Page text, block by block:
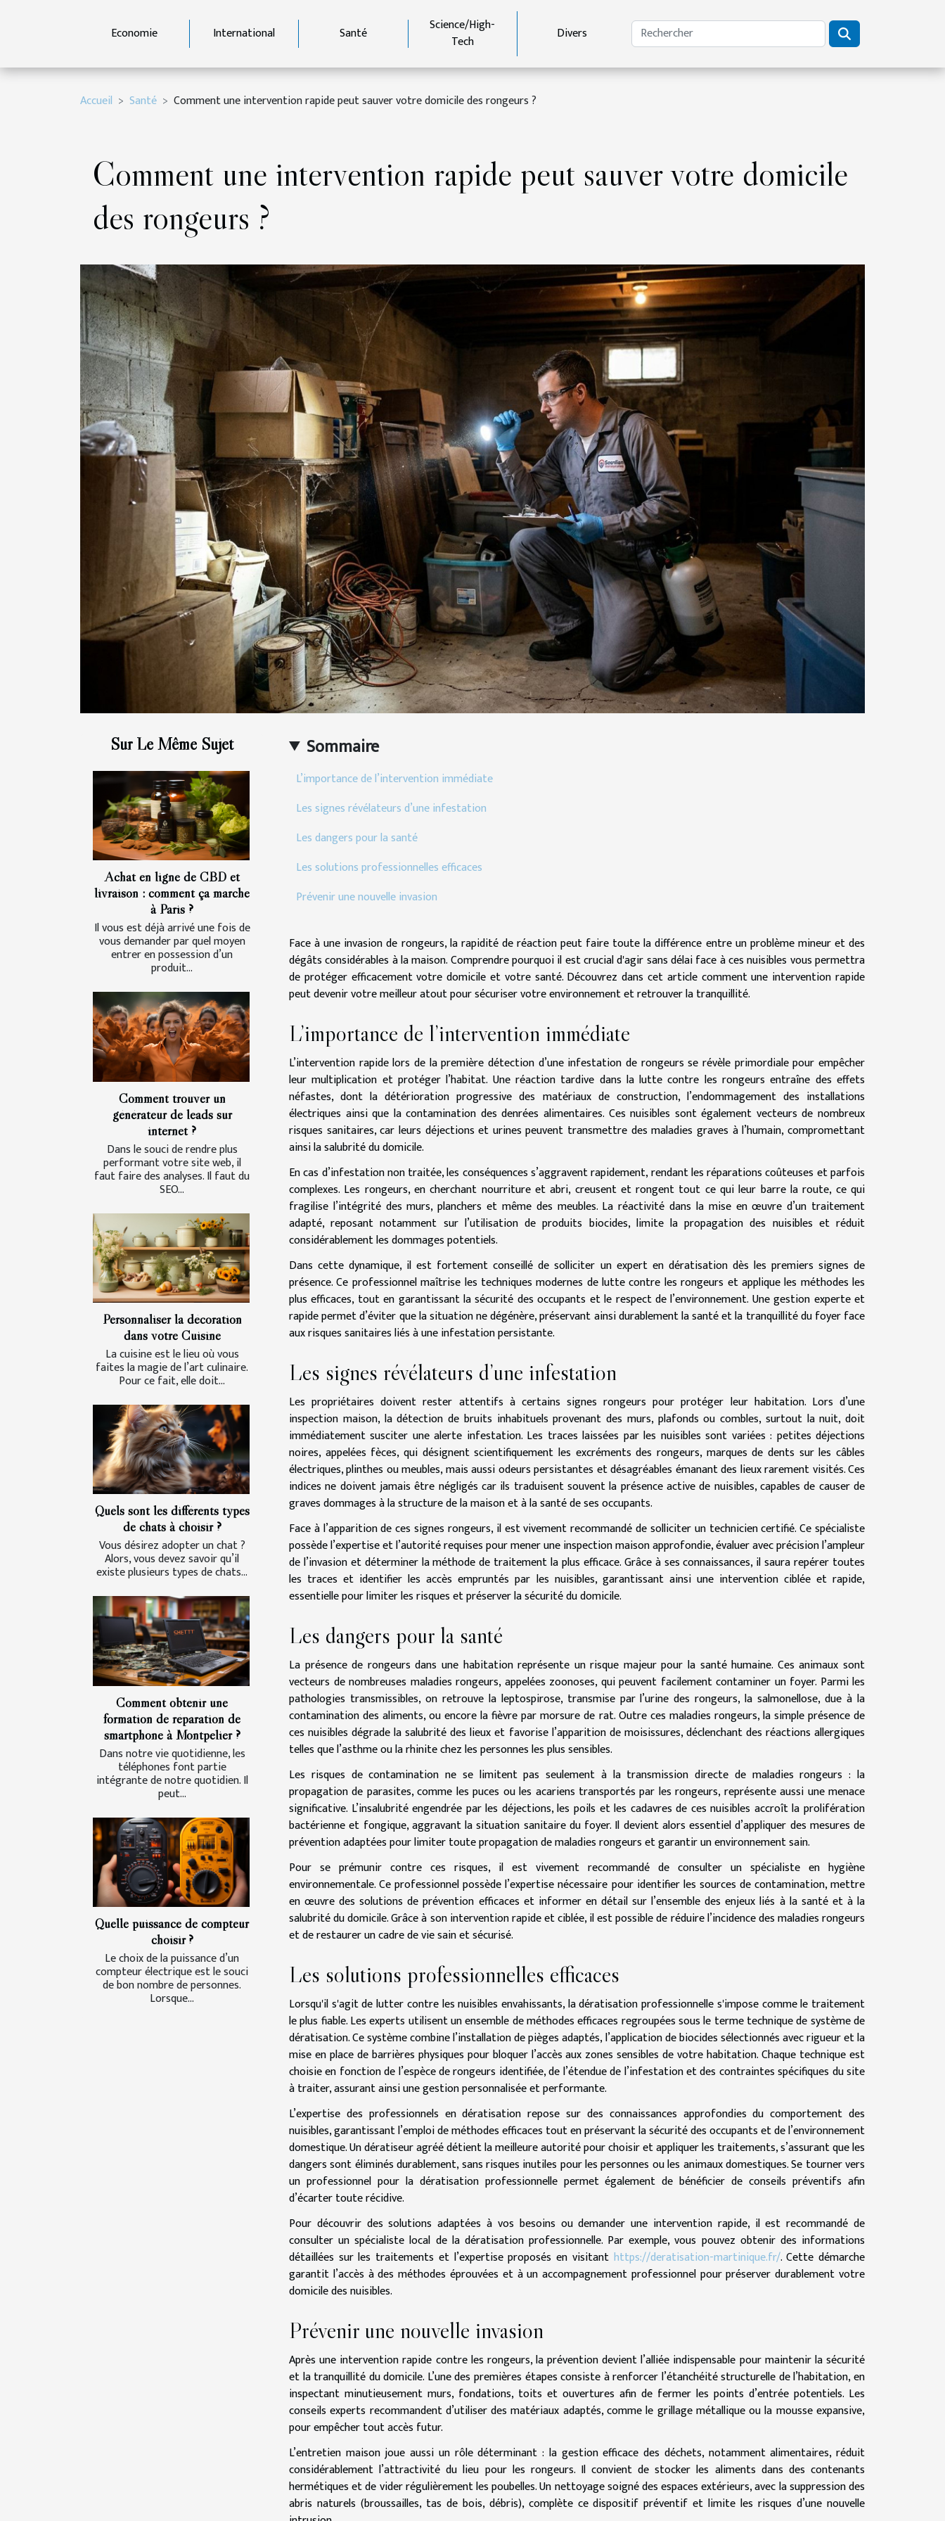
Economie International Santé
Science/High-
Tech
Divers
Accueil Santé Comment une intervention rapide peut sauver votre domicile des rongeurs ?
Comment une intervention rapide peut sauver votre domicile
des rongeurs ?
Sur Le Même Sujet
Achat en ligne de CBD et
livraison : comment ça marche
à Paris ?
Il vous est déjà arrivé une fois de
vous demander par quel moyen
entrer en possession d’un
produit...
Comment trouver un
générateur de leads sur
internet ?
Dans le souci de rendre plus
performant votre site web, il
faut faire des analyses. Il faut du
SEO...
Personnaliser la décoration
dans votre Cuisine
La cuisine est le lieu où vous
faites la magie de l’art culinaire.
Pour ce fait, elle doit...
Quels sont les différents types
de chats à choisir ?
Vous désirez adopter un chat ?
Alors, vous devez savoir qu’il
existe plusieurs types de chats...
Comment obtenir une
formation de réparation de
smartphone à Montpelier ?
Dans notre vie quotidienne, les
téléphones font partie
intégrante de notre quotidien. Il
peut...
Quelle puissance de compteur
choisir ?
Le choix de la puissance d’un
compteur électrique est le souci
de bon nombre de personnes.
Lorsque...
Sommaire
L’importance de l’intervention immédiate
Les signes révélateurs d’une infestation
Les dangers pour la santé
Les solutions professionnelles efficaces
Prévenir une nouvelle invasion
Face à une invasion de rongeurs, la rapidité de réaction peut faire toute la différence entre un problème mineur et des
dégâts considérables à la maison. Comprendre pourquoi il est crucial d'agir sans délai face à ces nuisibles vous permettra
de protéger efficacement votre domicile et votre santé. Découvrez dans cet article comment une intervention rapide
peut devenir votre meilleur atout pour sécuriser votre environnement et retrouver la tranquillité.
L’importance de l’intervention immédiate
L’intervention rapide lors de la première détection d’une infestation de rongeurs se révèle primordiale pour empêcher
leur multiplication et protéger l’habitat. Une réaction tardive dans la lutte contre les rongeurs entraîne des effets
néfastes, dont la détérioration progressive des matériaux de construction, l’endommagement des installations
électriques ainsi que la contamination des denrées alimentaires. Ces nuisibles sont également vecteurs de nombreux
risques sanitaires, car leurs déjections et urines peuvent transmettre des maladies graves à l’humain, compromettant
ainsi la salubrité du domicile.
En cas d’infestation non traitée, les conséquences s’aggravent rapidement, rendant les réparations coûteuses et parfois
complexes. Les rongeurs, en cherchant nourriture et abri, creusent et rongent tout ce qui leur barre la route, ce qui
fragilise l’intégrité des murs, planchers et même des meubles. La réactivité dans la mise en œuvre d’un traitement
adapté, reposant notamment sur l’utilisation de produits biocides, limite la propagation des nuisibles et réduit
considérablement les dommages potentiels.
Dans cette dynamique, il est fortement conseillé de solliciter un expert en dératisation dès les premiers signes de
présence. Ce professionnel maîtrise les techniques modernes de lutte contre les rongeurs et applique les méthodes les
plus efficaces, tout en garantissant la sécurité des occupants et le respect de l’environnement. Une gestion experte et
rapide permet d’éviter que la situation ne dégénère, préservant ainsi durablement la santé et la tranquillité du foyer face
aux risques sanitaires liés à une infestation persistante.
Les signes révélateurs d’une infestation
Les propriétaires doivent rester attentifs à certains signes rongeurs pour protéger leur habitation. Lors d’une
inspection maison, la détection de bruits inhabituels provenant des murs, plafonds ou combles, surtout la nuit, doit
immédiatement susciter une alerte infestation. Les traces laissées par les nuisibles sont variées : petites déjections
noires, appelées fèces, qui désignent scientifiquement les excréments des rongeurs, marques de dents sur les câbles
électriques, plinthes ou meubles, mais aussi odeurs persistantes et désagréables émanant des lieux rarement visités. Ces
indices ne doivent jamais être négligés car ils traduisent souvent la présence active de nuisibles, capables de causer de
graves dommages à la structure de la maison et à la santé de ses occupants.
Face à l’apparition de ces signes rongeurs, il est vivement recommandé de solliciter un technicien certifié. Ce spécialiste
possède l’expertise et l’autorité requises pour mener une inspection maison approfondie, évaluer avec précision l’ampleur
de l’invasion et déterminer la méthode de traitement la plus efficace. Grâce à ses connaissances, il saura repérer toutes
les traces et identifier les accès empruntés par les nuisibles, garantissant ainsi une intervention ciblée et rapide,
essentielle pour limiter les risques et préserver la sécurité du domicile.
Les dangers pour la santé
La présence de rongeurs dans une habitation représente un risque majeur pour la santé humaine. Ces animaux sont
vecteurs de nombreuses maladies rongeurs, appelées zoonoses, qui peuvent facilement contaminer un foyer. Parmi les
pathologies transmissibles, on retrouve la leptospirose, transmise par l’urine des rongeurs, la salmonellose, due à la
contamination des aliments, ou encore la fièvre par morsure de rat. Outre ces maladies rongeurs, la simple présence de
ces nuisibles dégrade la salubrité des lieux et favorise l’apparition de moisissures, déclenchant des réactions allergiques
telles que l’asthme ou la rhinite chez les personnes les plus sensibles.
Les risques de contamination ne se limitent pas seulement à la transmission directe de maladies rongeurs : la
propagation de parasites, comme les puces ou les acariens transportés par les rongeurs, représente aussi une menace
significative. L’insalubrité engendrée par les déjections, les poils et les cadavres de ces nuisibles accroît la prolifération
bactérienne et fongique, aggravant la situation sanitaire du foyer. Il devient alors essentiel d’appliquer des mesures de
prévention adaptées pour limiter toute propagation de maladies rongeurs et garantir un environnement sain.
Pour se prémunir contre ces risques, il est vivement recommandé de consulter un spécialiste en hygiène
environnementale. Ce professionnel possède l’expertise nécessaire pour identifier les sources de contamination, mettre
en œuvre des solutions de prévention efficaces et informer en détail sur l’ensemble des enjeux liés à la santé et à la
salubrité du domicile. Grâce à son intervention rapide et ciblée, il est possible de réduire l’incidence des maladies rongeurs
et de restaurer un cadre de vie sain et sécurisé.
Les solutions professionnelles efficaces
Lorsqu'il s'agit de lutter contre les nuisibles envahissants, la dératisation professionnelle s'impose comme le traitement
le plus fiable. Les experts utilisent un ensemble de méthodes efficaces regroupées sous le terme technique de système de
dératisation. Ce système combine l’installation de pièges adaptés, l’application de biocides sélectionnés avec rigueur et la
mise en place de barrières physiques pour bloquer l’accès aux zones sensibles de votre habitation. Chaque technique est
choisie en fonction de l’espèce de rongeurs identifiée, de l’étendue de l’infestation et des contraintes spécifiques du site
à traiter, assurant ainsi une gestion personnalisée et performante.
L’expertise des professionnels en dératisation repose sur des connaissances approfondies du comportement des
nuisibles, garantissant l’emploi de méthodes efficaces tout en préservant la sécurité des occupants et de l’environnement
domestique. Un dératiseur agréé détient la meilleure autorité pour choisir et appliquer les traitements, s’assurant que les
dangers sont éliminés durablement, sans risques inutiles pour les personnes ou les animaux domestiques. Se tourner vers
un professionnel pour la dératisation professionnelle permet également de bénéficier de conseils préventifs afin
d’écarter toute récidive.
Pour découvrir des solutions adaptées à vos besoins ou demander une intervention rapide, il est recommandé de
consulter un spécialiste local de la dératisation professionnelle. Par exemple, vous pouvez obtenir des informations
détaillées sur les traitements et l’expertise proposés en visitant https://deratisation-martinique.fr/. Cette démarche
garantit l’accès à des méthodes éprouvées et à un accompagnement professionnel pour préserver durablement votre
domicile des nuisibles.
Prévenir une nouvelle invasion
Après une intervention rapide contre les rongeurs, la prévention devient l’alliée indispensable pour maintenir la sécurité
et la tranquillité du domicile. L’une des premières étapes consiste à renforcer l’étanchéité structurelle de l’habitation, en
inspectant minutieusement murs, fondations, toits et ouvertures afin de fermer les points d’entrée potentiels. Les
conseils experts recommandent d’utiliser des matériaux adaptés, comme le grillage métallique ou la mousse expansive,
pour empêcher tout accès futur.
L’entretien maison joue aussi un rôle déterminant : la gestion efficace des déchets, notamment alimentaires, réduit
considérablement l’attractivité du lieu pour les rongeurs. Il convient de stocker les aliments dans des contenants
hermétiques et de vider régulièrement les poubelles. Un nettoyage soigné des espaces extérieurs, avec la suppression des
abris naturels (broussailles, tas de bois, débris), complète ce dispositif préventif et limite les risques d’une nouvelle